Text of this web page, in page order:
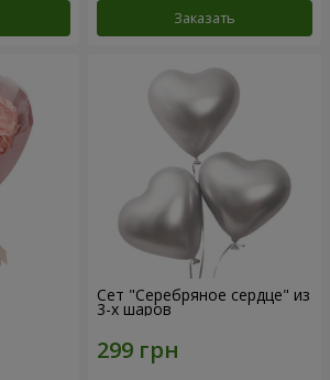
Заказать
Сет "Серебряное сердце" из
3-х шаров